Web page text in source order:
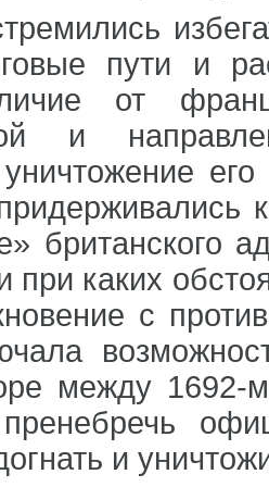
пути и
от
и
уничтожение
британского
при каких
с
между 1692-
пренебречь
и